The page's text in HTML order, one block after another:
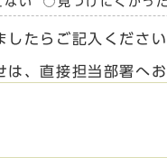
たらご記入ください
は、直接担当部署へ